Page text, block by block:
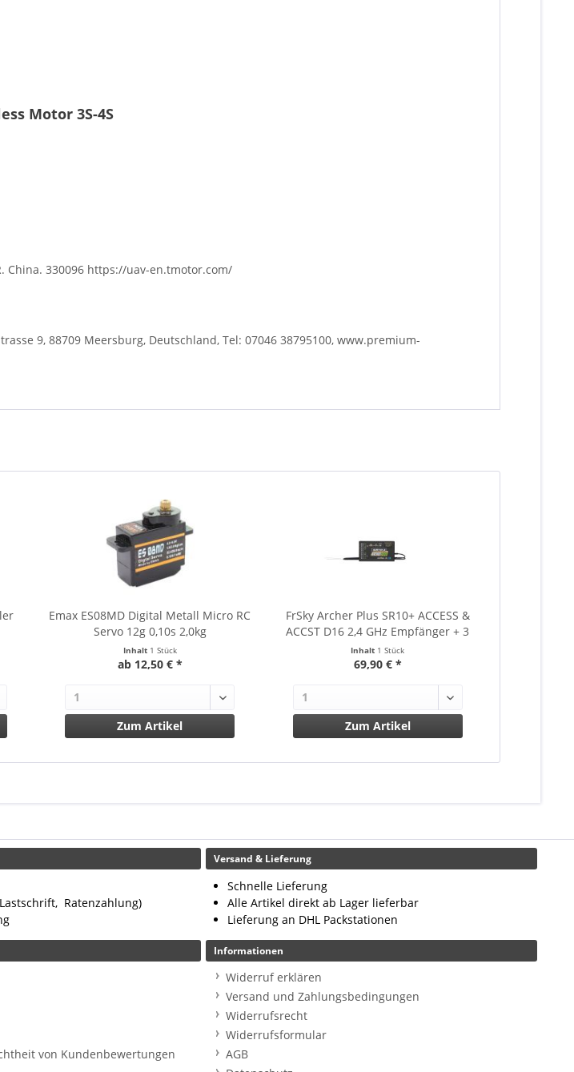
Motor 3S-4S
China. 330096 https://uav-en.tmotor.com/
9, 88709 Meersburg, Deutschland, Tel: 07046 38795100, www.premium-
Emax ES08MD Digital Metall Micro RC
Servo 12g 0,10s 2,0kg
Inhalt 1 Stück
ab 12,50 € *
Zum Artikel
FrSky Archer Plus SR10+ ACCESS &
ACCST D16 2,4 GHz Empfänger + 3
Achsen Stabi
Inhalt 1 Stück
69,90 € *
Zum Artikel
Ratenzahlung)
Versand & Lieferung
Schnelle Lieferung
Alle Artikel direkt ab Lager lieferbar
Lieferung an DHL Packstationen
von Kundenbewertungen
Informationen
Widerruf erklären
Versand und Zahlungsbedingungen
Widerrufsrecht
Widerrufsformular
AGB